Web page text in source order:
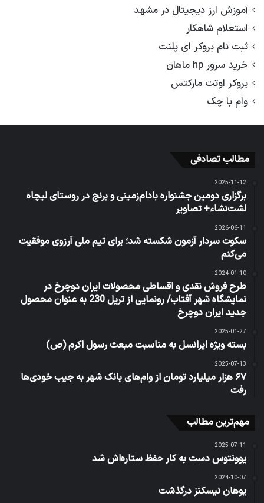
آموزش ارز دیجیتال در مشهد
استعلام شاهکار
ثبت نام بروکر ای پلنت
خرید سرور hp ماهان
بروکر اوتت مارکتس
وام با چک
مطالب تصادفی
2025-11-12
برگزاری دومین جشنواره بادام‌زمینی و برنج در روستای لیچاه
لشت‌نشاء+ تصاویر
2026-06-11
سکوت سردار آزمون شکسته شد؛ برای تیم ملی آرزوی موفقیت
می‌کنم
2024-01-10
طرح فروش نقدی و اقساطی محصولات ایران دوچرخ در
نمایشگاه شهر آفتاب/ رونمایی از تریل 230 به عنوان محصول
جدید ایران دوچرخ
2025-01-27
بسته ویژه ایرانسل به مناسبت مبعث رسول اکرم (ص)
2025-07-13
۶۷ هزار میلیارد تومان از وام‌های بانک شهر به جیب خودی‌ها
رفت
مهم‌ترین مطالب
2025-07-11
یوونتوس دست به کار حفظ ستاره‌اش شد
2024-10-07
یوهان نیسکنز درگذشت